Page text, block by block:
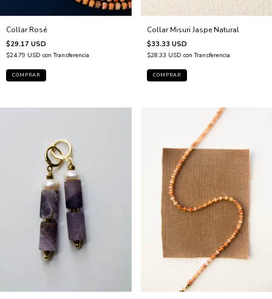
Collar Rosé
$29.17 USD
$24.79 USD con Transferencia
Collar Misuri Jaspe Natural
$33.33 USD
$28.33 USD con Transferencia